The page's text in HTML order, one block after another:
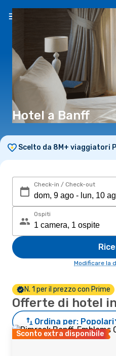
Hotel a Banff
Scelto da 8M+ viaggiatori
Check-in / Check-out
Ospiti
Modificare la
N. 1 per il prezzo con Prime
Offerte di hotel
Ordina per: Popolari
Sconto extra disponibile